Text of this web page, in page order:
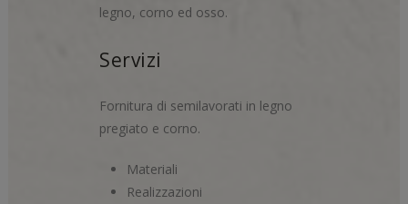
legno, corno ed osso.
Servizi
Fornitura di semilavorati in legno
pregiato e corno.
Materiali
Realizzazioni